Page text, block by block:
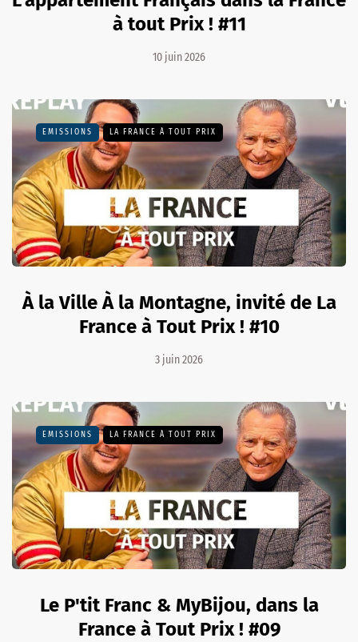
à tout Prix ! #11
10 juin 2026
EMISSIONS LA FRANCE À TOUT PRIX
À la Ville À la Montagne, invité de La
France à Tout Prix ! #10
3 juin 2026
EMISSIONS LA FRANCE À TOUT PRIX
Le P'tit Franc & MyBijou, dans la
France à Tout Prix ! #09